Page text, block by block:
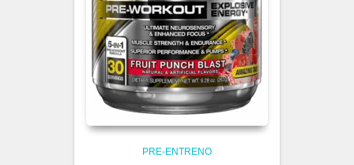
PRE-ENTRENO